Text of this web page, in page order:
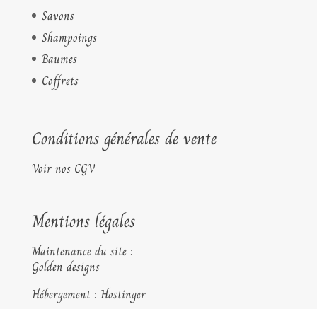
Savons
Shampoings
Baumes
Coffrets
Conditions générales de vente
Voir nos CGV
Mentions légales
Maintenance du site :
Golden designs
Hébergement : Hostinger